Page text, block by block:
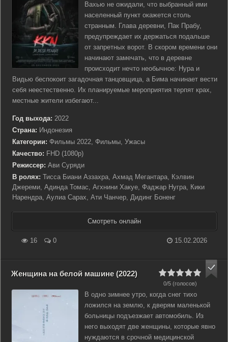
Вахью не ожидали, что выбранный ими
населенный пункт окажется столь
странным. Глава деревни, Пак Прабу,
предупреждает их держаться подальше
от запретных ворот. В скором времени они
начинают замечать, что в деревне
происходит нечто необычное: Нура и
Видью беспокоит загадочная танцовщица, а Бима начинает вести
себя неестественно. Их планируемые мероприятия терпят крах,
местные жители избегают...
Год выхода: 2022
Страна: Индонезия
Категории: Фильмы 2022, Фильмы, Ужасы
Качество: FHD (1080p)
Режиссер: Ави Суряди
В ролях: Тисса Биани Аззахра, Ахмад Мегантара, Кэлвин
Джереми, Адинда Томас, Агхнини Хакуе, Фаджар Нугра, Кики
Нарендра, Аулиа Сарах, Ати Чанчер, Дидинг Боненг
Смотреть онлайн
16 0 15.02.2026
Женщина на белой машине (2022)
0/5 (голосов)
В одно зимнее утро, когда снег тихо
ложился на землю, к дверям маленькой
больницы подъезжает автомобиль. Из
него выходят две женщины, которые явно
нуждаются в срочной медицинской